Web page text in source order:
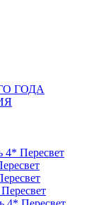
ГОДА
4* Пересвет